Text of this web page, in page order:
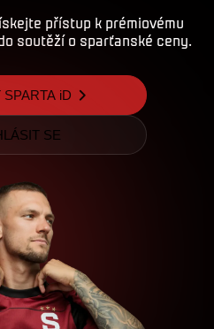
přístup k prémiovému
soutěží o sparťanské ceny.
SPARTA iD
SE